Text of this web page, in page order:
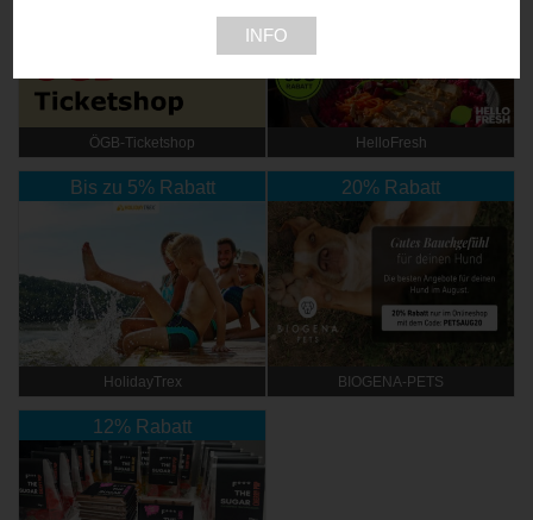
ÖGB-Ticketshop HelloFresh
Bis zu 5% Rabatt
HolidayTrex
20% Rabatt
BIOGENA-PETS
12% Rabatt
INFO